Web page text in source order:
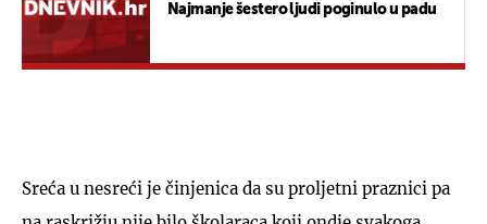
Najmanje šestero ljudi poginulo u padu
Sreća u nesreći je činjenica da su proljetni praznici pa